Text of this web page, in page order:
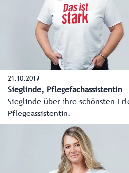
21.10.2019
Sieglinde, Pflegefachassistentin
Sieglinde über ihre schönsten
Pflegeassistentin.